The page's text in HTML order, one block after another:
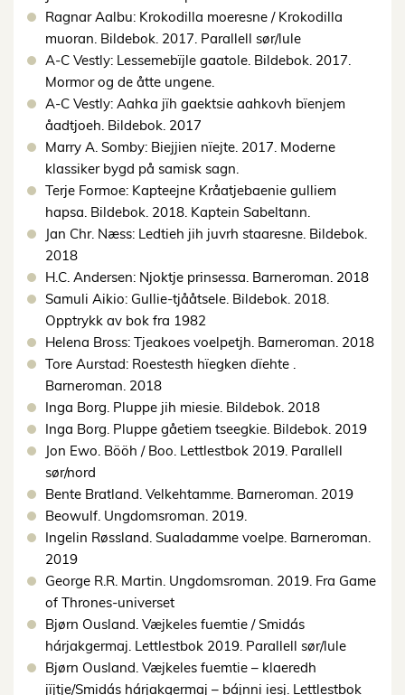
Ragnar Aalbu: Krokodilla moeresne / Krokodilla
muoran. Bildebok. 2017. Parallell sør/lule
A-C Vestly: Lessemebïjle gaatole. Bildebok. 2017.
Mormor og de åtte ungene.
A-C Vestly: Aahka jïh gaektsie aahkovh bïenjem
åadtjoeh. Bildebok. 2017
Marry A. Somby: Biejjien nïejte. 2017. Moderne
klassiker bygd på samisk sagn.
Terje Formoe: Kapteejne Kråatjebaenie gulliem
hapsa. Bildebok. 2018. Kaptein Sabeltann.
Jan Chr. Næss: Ledtieh jih juvrh staaresne. Bildebok.
2018
H.C. Andersen: Njoktje prinsessa. Barneroman. 2018
Samuli Aikio: Gullie-tjååtsele. Bildebok. 2018.
Opptrykk av bok fra 1982
Helena Bross: Tjeakoes voelpetjh. Barneroman. 2018
Tore Aurstad: Roestesth hïegken dïehte .
Barneroman. 2018
Inga Borg. Pluppe jih miesie. Bildebok. 2018
Inga Borg. Pluppe gåetiem tseegkie. Bildebok. 2019
Jon Ewo. Bööh / Boo. Lettlestbok 2019. Parallell
sør/nord
Bente Bratland. Velkehtamme. Barneroman. 2019
Beowulf. Ungdomsroman. 2019.
Ingelin Røssland. Sualadamme voelpe. Barneroman.
2019
George R.R. Martin. Ungdomsroman. 2019. Fra Game
of Thrones-universet
Bjørn Ousland. Væjkeles fuemtie / Smidás
hárjakgermaj. Lettlestbok 2019. Parallell sør/lule
Bjørn Ousland. Væjkeles fuemtie – klaeredh
jïjtje/Smidás hárjakgermaj – bájnni iesj. Lettlestbok